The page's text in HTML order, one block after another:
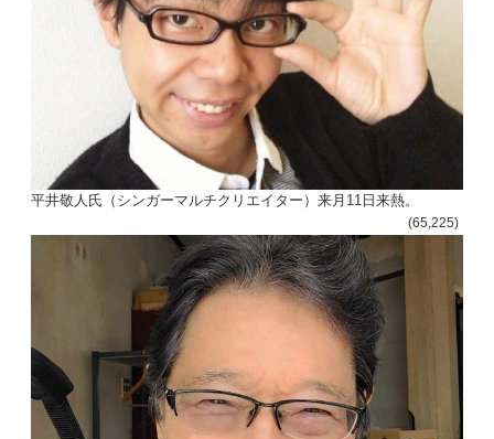
平井敬人氏（シンガーマルチクリエイター）来月11日来熱。
(65,225)